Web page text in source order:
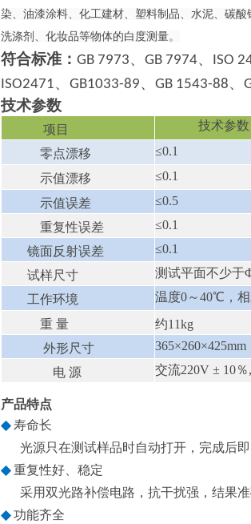
染、油漆涂料、化工建材、塑料制品、水泥、碳
洗涤剂、化妆品等物体的白度测量。
符合标准 ： GB 7973、 GB 7974、 ISO
ISO2471、 GB1033-89、 GB 1543-88、
技术参数
项目 技术参数
零点漂移
≤0.1
示值漂移
≤0.1
示值误差
≤0.5
重复性误差
≤0.1
镜面反射误差
≤0.1
试样尺寸
测试平面不少于
工作环境
温度0～40℃，相
重 量
约11kg
外形尺寸
365×260×425mm
电 源
交流220V ± 10％
产品特点
◆寿命长
光源只在测试样品时自动打开，完成后
◆重复性好、稳定
采用双光路补偿电路，抗干扰强，结果准
◆功能齐全